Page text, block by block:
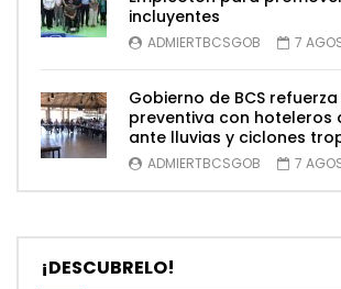
incluyentes
ADMIERTBCSGOB 7
Gobierno de BCS
preventiva con hoteleros
ante lluvias y ciclones
ADMIERTBCSGOB 7
¡DESCUBRELO!